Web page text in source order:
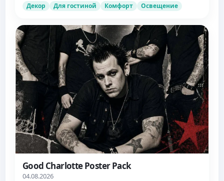
Декор Для гостиной Комфорт Освещение
Good Charlotte Poster Pack
04.08.2026